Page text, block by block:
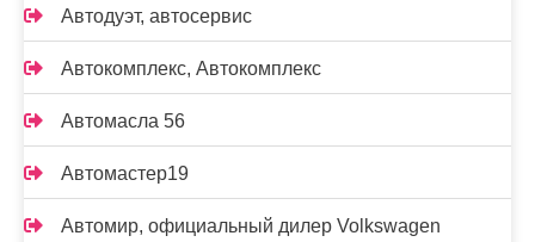
Автодуэт, автосервис
Автокомплекс, Автокомплекс
Автомасла 56
Автомастер19
Автомир, официальный дилер Volkswagen